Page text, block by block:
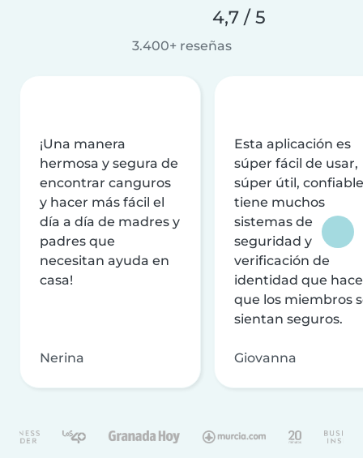
4,7 / 5
3.400+ reseñas
¡Una manera
hermosa y segura de
encontrar canguros
y hacer más fácil el
día a día de madres y
padres que
necesitan ayuda en
casa!
Nerina
Esta aplicación es
súper fácil de usar,
súper útil,
tiene muchos
sistemas de
seguridad y
verificación de
identidad que
que los miembros
sientan seguros.
Giovanna